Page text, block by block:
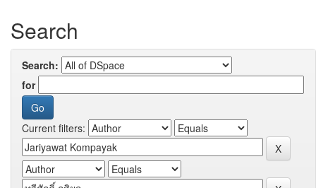
Search
Search:
for
Current filters: